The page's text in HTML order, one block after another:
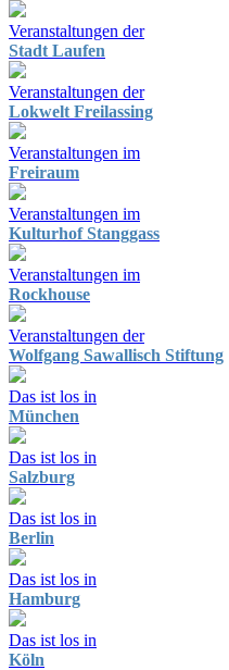
Veranstaltungen der
Stadt Laufen
Veranstaltungen der
Lokwelt Freilassing
Veranstaltungen im
Freiraum
Veranstaltungen im
Kulturhof Stanggass
Veranstaltungen im
Rockhouse
Veranstaltungen der
Wolfgang Sawallisch Stiftung
Das ist los in
München
Das ist los in
Salzburg
Das ist los in
Berlin
Das ist los in
Hamburg
Das ist los in
Köln